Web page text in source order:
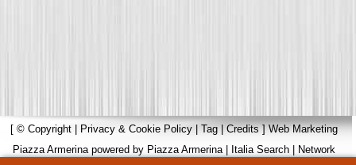
[ © Copyright | Privacy & Cookie Policy | Tag|Credits]Web Marketing
Piazza Armerina powered by Piazza Armerina | Italia Search | Network